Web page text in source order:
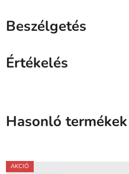
Beszélgetés
Értékelés
Hasonló termékek
AKCIÓ